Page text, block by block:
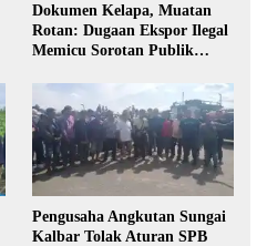
Dokumen Kelapa, Muatan
Rotan: Dugaan Ekspor Ilegal
Memicu Sorotan Publik
Pengusaha Angkutan Sungai
Kalbar Tolak Aturan SPB